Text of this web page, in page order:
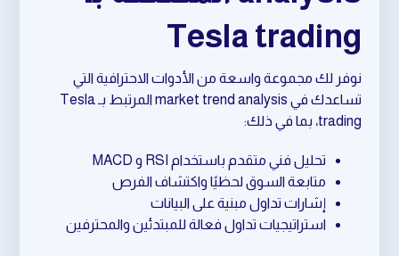
Tesla trading
نوفر لك مجموعة واسعة من الأدوات الاحترافية التي
تساعدك في market trend analysis المرتبط بـ Tesla
trading، بما في ذلك:
تحليل فني متقدم باستخدام RSI و MACD
متابعة السوق لحظيًا واكتشاف الفرص
إشارات تداول مبنية على البيانات
استراتيجيات تداول فعالة للمبتدئين والمحترفين